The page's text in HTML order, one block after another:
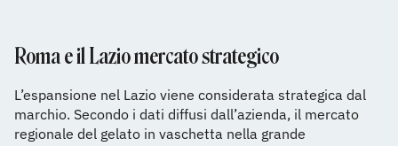
Roma e il Lazio mercato strategico
L’espansione nel Lazio viene considerata strategica dal
marchio. Secondo i dati diffusi dall’azienda, il mercato
regionale del gelato in vaschetta nella grande